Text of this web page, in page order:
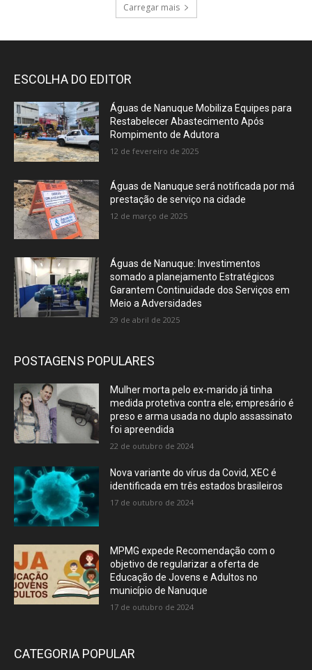
Carregar mais
ESCOLHA DO EDITOR
Águas de Nanuque Mobiliza Equipes para
Restabelecer Abastecimento Após
Rompimento de Adutora
12 de fevereiro de 2025
Águas de Nanuque será notificada por má
prestação de serviço na cidade
12 de março de 2025
Águas de Nanuque: Investimentos
somado a planejamento Estratégicos
Garantem Continuidade dos Serviços em
Meio a Adversidades
29 de abril de 2025
POSTAGENS POPULARES
Mulher morta pelo ex-marido já tinha
medida protetiva contra ele; empresário é
preso e arma usada no duplo assassinato
foi apreendida
22 de outubro de 2024
Nova variante do vírus da Covid, XEC é
identificada em três estados brasileiros
17 de outubro de 2024
MPMG expede Recomendação com o
objetivo de regularizar a oferta de
Educação de Jovens e Adultos no
município de Nanuque
17 de outubro de 2024
CATEGORIA POPULAR